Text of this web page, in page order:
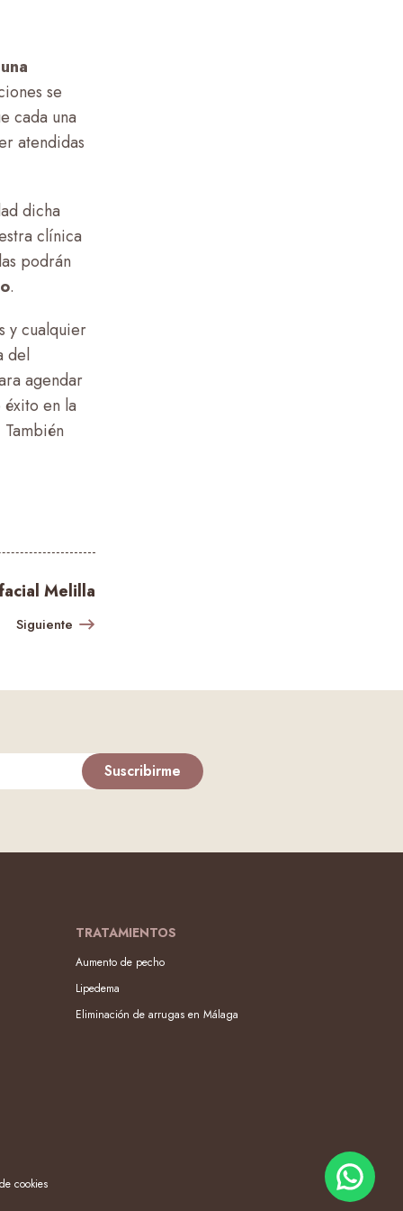
se
cada una
atendidas
dicha
clínica
podrán
.
y cualquier
del
agendar
en la
Melilla
Siguiente
Suscribirme
TRATAMIENTOS
Aumento de pecho
Lipedema
Eliminación de arrugas en Málaga
cookies